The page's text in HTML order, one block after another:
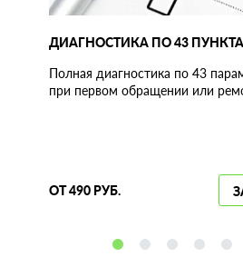
ДИАГНОСТИКА ПО 43
Полная диагностика по 43
при первом обращении или
ОТ 490 РУБ.